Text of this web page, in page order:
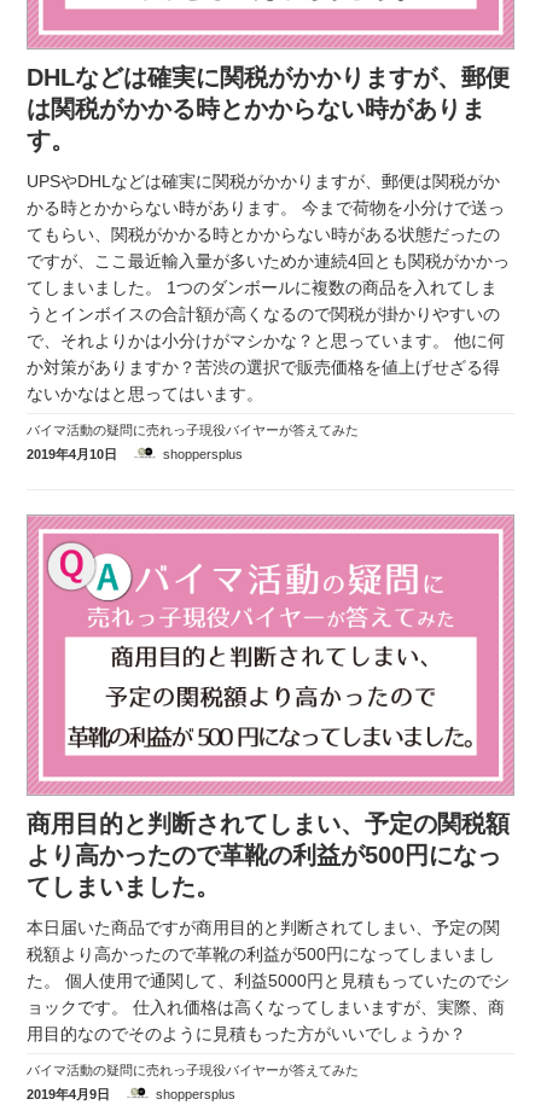
DHLなどは確実に関税がかかりますが、郵便
は関税がかかる時とかからない時がありま
す。
UPSやDHLなどは確実に関税がかかりますが、郵便は関税がか
かる時とかからない時があります。 今まで荷物を小分けで送っ
てもらい、関税がかかる時とかからない時がある状態だったの
ですが、ここ最近輸入量が多いためか連続4回とも関税がかかっ
てしまいました。 1つのダンボールに複数の商品を入れてしま
うとインボイスの合計額が高くなるので関税が掛かりやすいの
で、それよりかは小分けがマシかな？と思っています。 他に何
か対策がありますか？苦渋の選択で販売価格を値上げせざる得
ないかなはと思ってはいます。
バイマ活動の疑問に売れっ子現役バイヤーが答えてみた
2019年4月10日
shoppersplus
商用目的と判断されてしまい、予定の関税額
より高かったので革靴の利益が500円になっ
てしまいました。
本日届いた商品ですが商用目的と判断されてしまい、予定の関
税額より高かったので革靴の利益が500円になってしまいまし
た。 個人使用で通関して、利益5000円と見積もっていたのでシ
ョックです。 仕入れ価格は高くなってしまいますが、実際、商
用目的なのでそのように見積もった方がいいでしょうか？
バイマ活動の疑問に売れっ子現役バイヤーが答えてみた
2019年4月9日
shoppersplus